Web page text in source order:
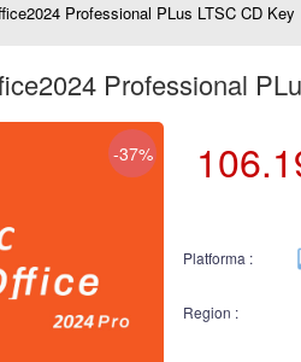
Professional PLus LTSC CD Key
Professional
-37%
Platforma :
Region :